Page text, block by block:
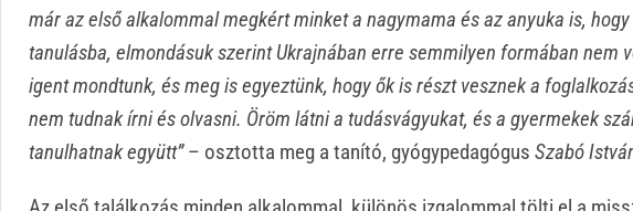
már az első alkalommal megkért minket a nagymama és az anyuka is,
tanulásba, elmondásuk szerint Ukrajnában erre semmilyen formában nem
igent mondtunk, és meg is egyeztünk, hogy ők is részt vesznek a
nem tudnak írni és olvasni. Öröm látni a tudásvágyukat, és a gyermekek
tanulhatnak együtt”– osztotta meg a tanító, gyógypedagógus Szabó